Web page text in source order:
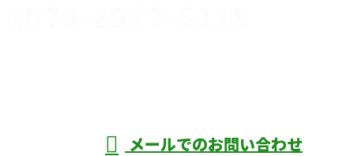
メールでのお問い合わせ